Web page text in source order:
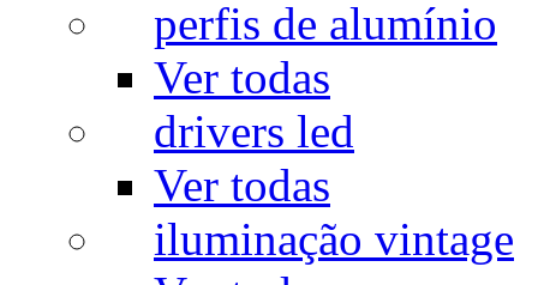
perfis de alumínio
Ver todas
drivers led
Ver todas
iluminação vintage